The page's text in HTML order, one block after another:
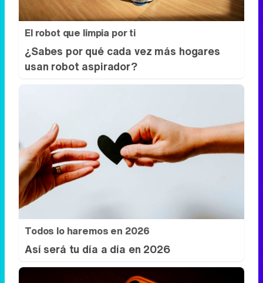
El robot que limpia por ti
¿Sabes por qué cada vez más hogares
usan robot aspirador?
Todos lo haremos en 2026
Así será tu día a día en 2026